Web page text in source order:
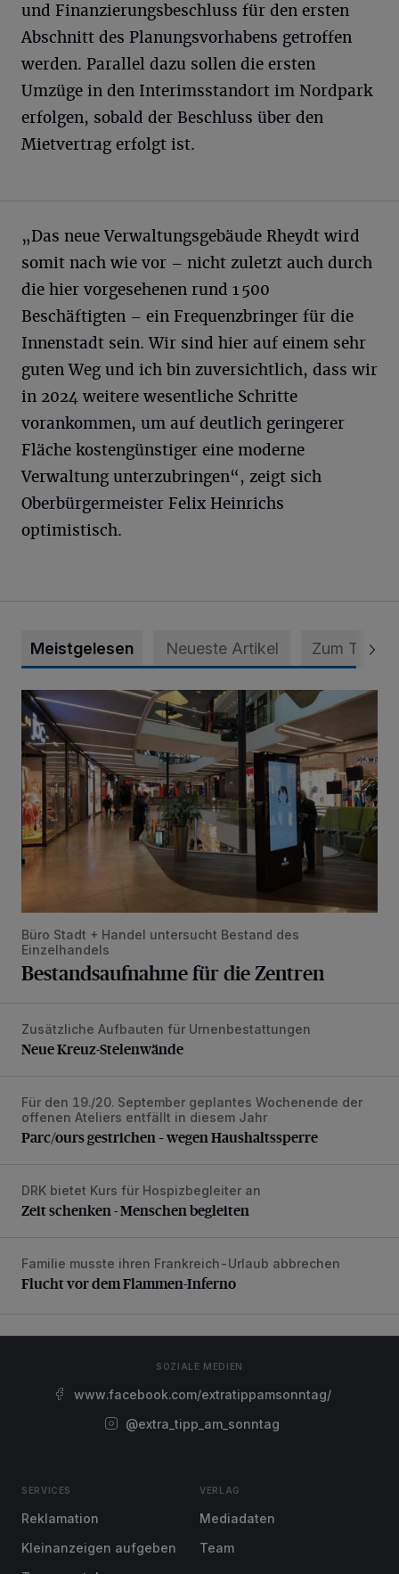
und Finanzierungsbeschluss für den ersten
Abschnitt des Planungsvorhabens getroffen
werden. Parallel dazu sollen die ersten
Umzüge in den Interimsstandort im Nordpark
erfolgen, sobald der Beschluss über den
Mietvertrag erfolgt ist.
„Das neue Verwaltungsgebäude Rheydt wird
somit nach wie vor – nicht zuletzt auch durch
die hier vorgesehenen rund 1 500
Beschäftigten – ein Frequenzbringer für die
Innenstadt sein. Wir sind hier auf einem sehr
guten Weg und ich bin zuversichtlich, dass wir
in 2024 weitere wesentliche Schritte
vorankommen, um auf deutlich geringerer
Fläche kostengünstiger eine moderne
Verwaltung unterzubringen“, zeigt sich
Oberbürgermeister Felix Heinrichs
optimistisch.
Meistgelesen Neueste Artikel Zum Thema
Bestandsaufnahme für die Zentren
Büro Stadt + Handel untersucht Bestand des
Einzelhandels
Bestandsaufnahme für die Zentren
Neue Kreuz-Stelenwände
Zusätzliche Aufbauten für Urnenbestattungen
Neue Kreuz-Stelenwände
Parc/ours gestrichen – wegen Haushaltssperre
Für den 19./20. September geplantes Wochenende der
offenen Ateliers entfällt in diesem Jahr
Parc/ours gestrichen – wegen Haushaltssperre
Zeit schenken - Menschen begleiten
DRK bietet Kurs für Hospizbegleiter an
Zeit schenken - Menschen begleiten
Flucht vor dem Flammen-Inferno
Familie musste ihren Frankreich-Urlaub abbrechen
Flucht vor dem Flammen-Inferno
SOZIALE MEDIEN
www.facebook.com/extratippamsonntag/
@extra_tipp_am_sonntag
SERVICES
Reklamation
Kleinanzeigen aufgeben
VERLAG
Mediadaten
Team